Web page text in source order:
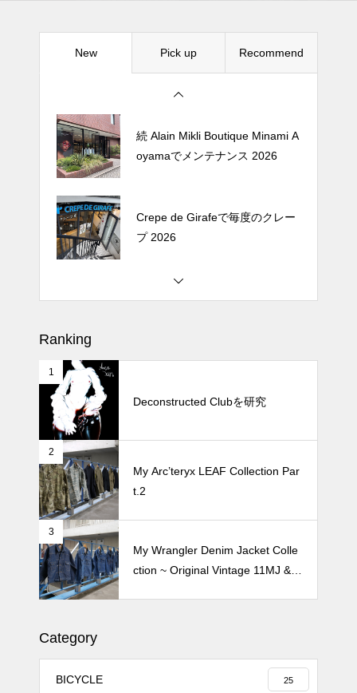
New Pick up Recommend
続 Alain Mikli Boutique Minami A
oyamaでメンテナンス 2026
Crepe de Girafeで毎度のクレー
プ 2026
oyamaでメンテナンス 2026
プ 2026
Ranking
1
Deconstructed Clubを研究
2
My Arc’teryx LEAF Collection Par
t.2
3
My Wrangler Denim Jacket Colle
ction ~ Original Vintage 11MJ & 1
Category
BICYCLE 25